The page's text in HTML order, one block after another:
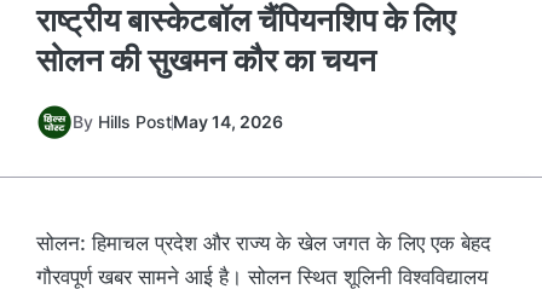
राष्ट्रीय बास्केटबॉल चैंपियनशिप के लिए
सोलन की सुखमन कौर का चयन
By Hills PostMay 14, 2026
सोलन: हिमाचल प्रदेश और राज्य के खेल जगत के लिए एक बेहद
गौरवपूर्ण खबर सामने आई है। सोलन स्थित शूलिनी विश्वविद्यालय